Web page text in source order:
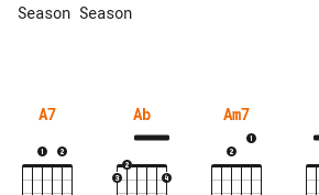
Season Season
A7 Ab Am7